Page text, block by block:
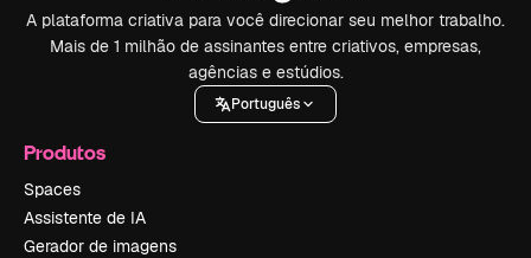
A plataforma criativa para você direcionar seu melhor trabalho.
Mais de 1 milhão de assinantes entre criativos, empresas,
agências e estúdios.
Português
Produtos
Spaces
Assistente de IA
Gerador de imagens